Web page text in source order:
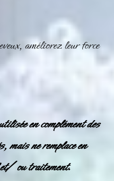
améliorez leur force
en complément des
mais ne remplace en
ou traitement.